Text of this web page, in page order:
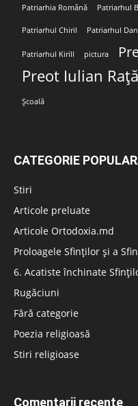
Patriarhia Română Patriarhul
Patriarhul Chiril Patriarhul
Patriarhul Kirill pictura
Preot Iulian Rață
Școală
CATEGORIE
Stiri
Articole preluate
Articole Ortodoxia.md
Proloagele Sfinților și a
6. Acatiste închinate
Rugăciuni
Fără categorie
Poezia religioasă
Stiri religioase
Comentarii recente